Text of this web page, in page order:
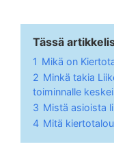
Tässä
1 Mikä on
2 Minkä takia
toiminnalle
3 Mistä asioista
4 Mitä